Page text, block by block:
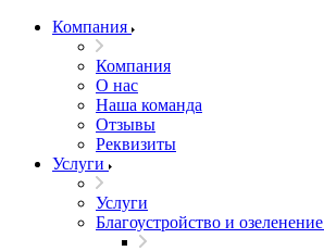
Компания
Компания
О нас
Наша команда
Отзывы
Реквизиты
Услуги
Услуги
Благоустройство и озеленение